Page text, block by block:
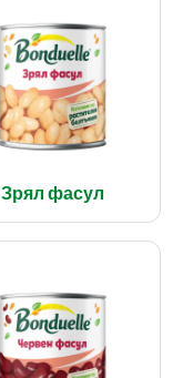
Зрял фасул